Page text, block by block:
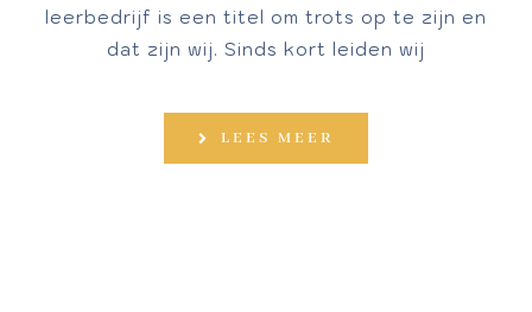
leerbedrijf is een titel om trots op te zijn en
dat zijn wij. Sinds kort leiden wij
LEES MEER